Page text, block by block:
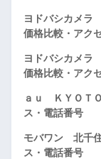
ヨドバシカメラ
価格比較・アク
ヨドバシカメラ
価格比較・アク
ａｕ ＫＹＯＴ
ス・電話番号
モバワン 北千
ス・電話番号